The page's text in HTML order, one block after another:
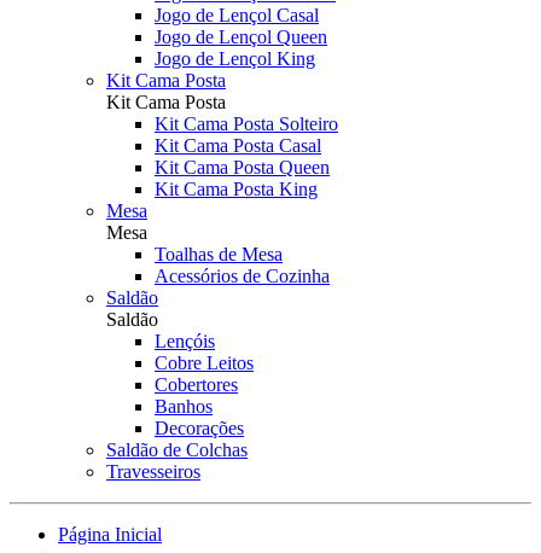
Jogo de Lençol Casal
Jogo de Lençol Queen
Jogo de Lençol King
Kit Cama Posta
Kit Cama Posta
Kit Cama Posta Solteiro
Kit Cama Posta Casal
Kit Cama Posta Queen
Kit Cama Posta King
Mesa
Mesa
Toalhas de Mesa
Acessórios de Cozinha
Saldão
Saldão
Lençóis
Cobre Leitos
Cobertores
Banhos
Decorações
Saldão de Colchas
Travesseiros
Página Inicial